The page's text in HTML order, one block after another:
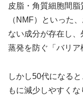
皮脂・角質細胞間
（NMF）といった
ない成分が存在し
蒸発を防ぐ「バリア
しかし50代になる
もに減少しやすく